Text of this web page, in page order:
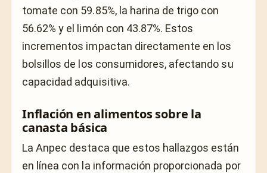
tomate con 59.85%, la harina de trigo con
56.62% y el limón con 43.87%. Estos
incrementos impactan directamente en los
bolsillos de los consumidores, afectando su
capacidad adquisitiva.
Inflación en alimentos sobre la
canasta básica
La Anpec destaca que estos hallazgos están
en línea con la información proporcionada por